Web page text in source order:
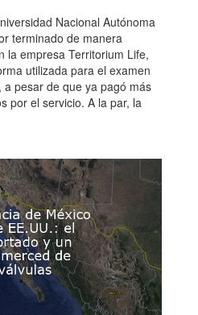
Nacional Autónoma
terminado de manera
la empresa Territorium Life,
utilizada para el examen
pesar de que ya pagó más
por el servicio. A la par, la